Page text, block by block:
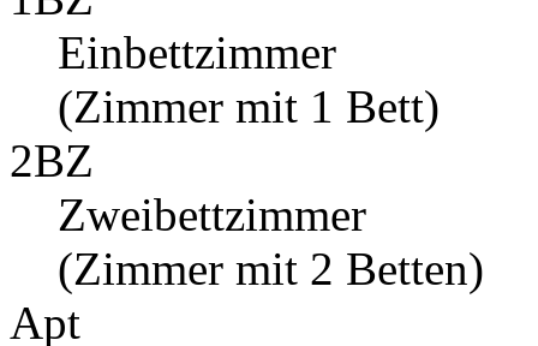
Einbettzimmer
(Zimmer mit 1 Bett)
2BZ
Zweibettzimmer
(Zimmer mit 2 Betten)
Apt